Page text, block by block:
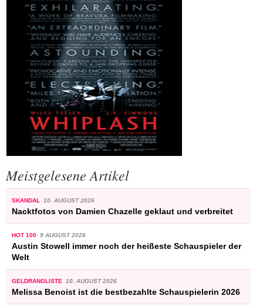
Meistgelesene Artikel
SKANDAL 10. AUGUST 2026
Nacktfotos von Damien Chazelle geklaut und verbreitet
HOT 100 9 AUGUST 2026
Austin Stowell immer noch der heißeste Schauspieler der
Welt
GELDRANGLISTE 10. AUGUST 2026
Melissa Benoist ist die bestbezahlte Schauspielerin 2026